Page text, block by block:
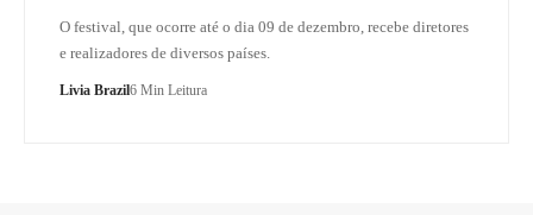
O festival, que ocorre até o dia 09 de dezembro, recebe diretores
e realizadores de diversos países.
Livia Brazil6 Min Leitura